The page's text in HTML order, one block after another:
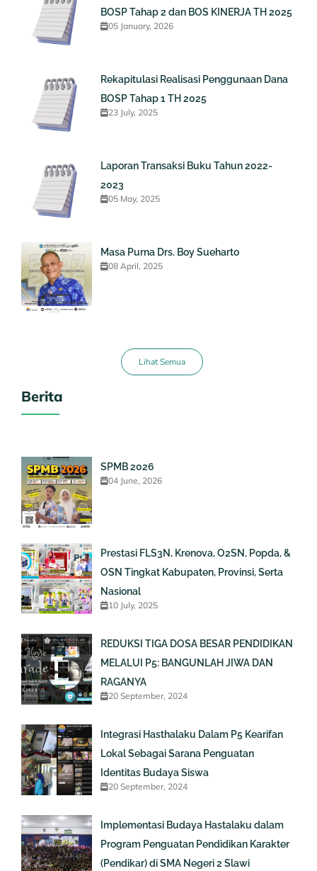
BOSP Tahap 2 dan BOS KINERJA TH 2025
05 January, 2026
Rekapitulasi Realisasi Penggunaan Dana
BOSP Tahap 1 TH 2025
23 July, 2025
Laporan Transaksi Buku Tahun 2022-
2023
05 May, 2025
Masa Purna Drs. Boy Sueharto
08 April, 2025
Lihat Semua
Berita
SPMB 2026
04 June, 2026
Prestasi FLS3N, Krenova, O2SN, Popda, &
OSN Tingkat Kabupaten, Provinsi, Serta
Nasional
10 July, 2025
REDUKSI TIGA DOSA BESAR PENDIDIKAN
MELALUI P5: BANGUNLAH JIWA DAN
RAGANYA
20 September, 2024
Integrasi Hasthalaku Dalam P5 Kearifan
Lokal Sebagai Sarana Penguatan
Identitas Budaya Siswa
20 September, 2024
Implementasi Budaya Hastalaku dalam
Program Penguatan Pendidikan Karakter
(Pendikar) di SMA Negeri 2 Slawi